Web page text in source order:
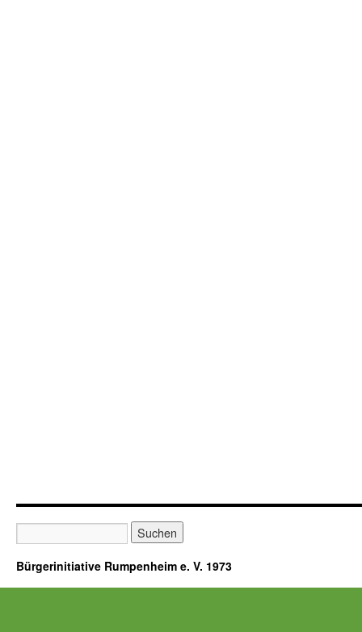
Bürgerinitiative Rumpenheim e. V. 1973